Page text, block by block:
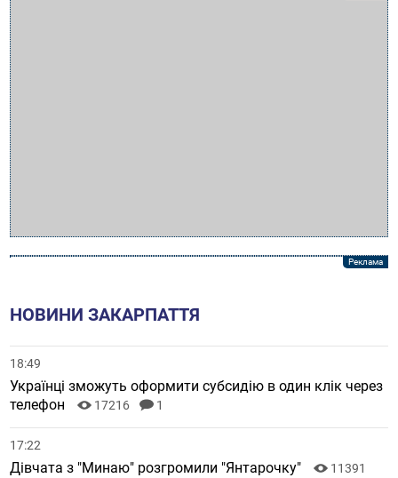
НОВИНИ ЗАКАРПАТТЯ
18:49
Українці зможуть оформити субсидію в один клік через
телефон
17216 1
17:22
Дівчата з "Минаю" розгромили "Янтарочку"
11391